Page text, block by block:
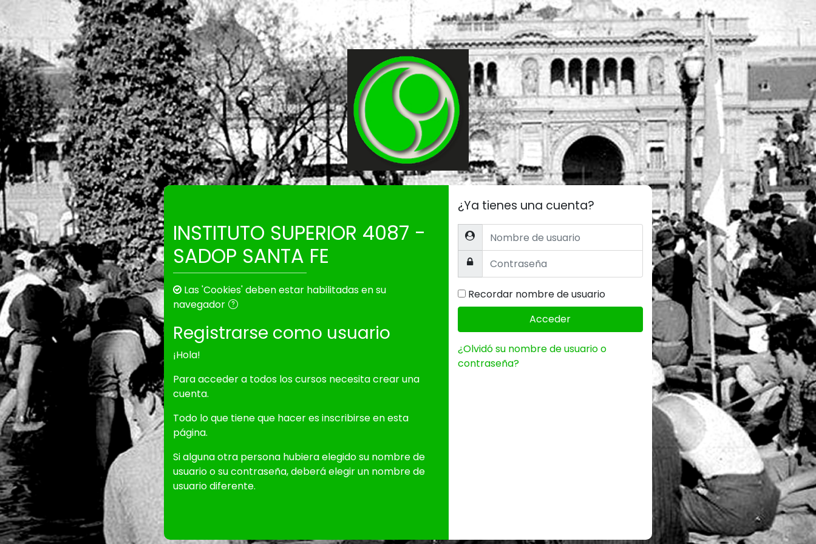
Salta al contenido principal
INSTITUTO SUPERIOR 4087 -
SADOP SANTA FE
Las 'Cookies' deben estar habilitadas en su
navegador
Registrarse como usuario
¡Hola!
Para acceder a todos los cursos necesita crear una
cuenta.
Todo lo que tiene que hacer es inscribirse en esta
página.
Si alguna otra persona hubiera elegido su nombre de
usuario o su contraseña, deberá elegir un nombre de
usuario diferente.
¿Ya tienes una cuenta?
Nombre de usuario
Contraseña
Recordar nombre de usuario
Acceder
¿Olvidó su nombre de usuario o
contraseña?